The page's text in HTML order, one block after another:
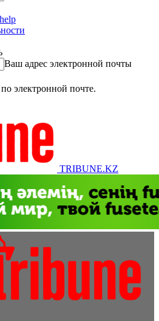
Ваш адрес электронной почты
электронной почте.
TRIBUNE.KZ